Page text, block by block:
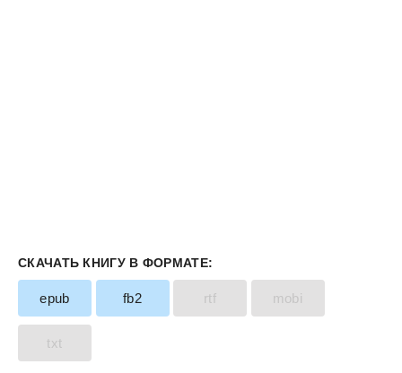
СКАЧАТЬ КНИГУ В ФОРМАТЕ:
epub fb2 rtf mobi
txt